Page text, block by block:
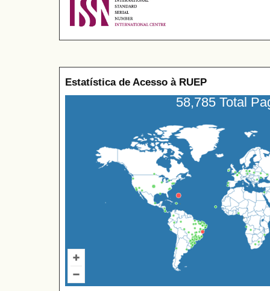
Estatística de Acesso à RUEP
58,785 Total